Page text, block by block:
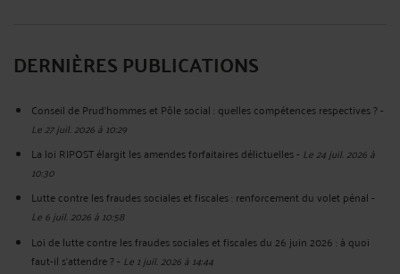
DERNIÈRES PUBLICATIONS
Conseil de Prud’hommes et Pôle social : quelles compétences respectives ?-
Le 27 juil. 2026 à 10:29
La loi RIPOST élargit les amendes forfaitaires délictuelles- Le 24 juil. 2026 à
10:30
Lutte contre les fraudes sociales et fiscales : renforcement du volet pénal-
Le 6 juil. 2026 à 10:58
Loi de lutte contre les fraudes sociales et fiscales du 26 juin 2026 : à quoi
faut-il s’attendre ?- Le 1 juil. 2026 à 14:44